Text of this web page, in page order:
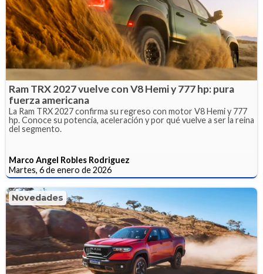
Ram TRX 2027 vuelve con V8 Hemi y 777 hp: pura
fuerza americana
La Ram TRX 2027 confirma su regreso con motor V8 Hemi y 777
hp. Conoce su potencia, aceleración y por qué vuelve a ser la reina
del segmento.
Marco Angel Robles Rodriguez
Martes, 6 de enero de 2026
Novedades